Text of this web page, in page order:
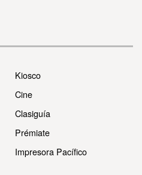
Kiosco
Cine
Clasiguía
Prémiate
Impresora Pacífico